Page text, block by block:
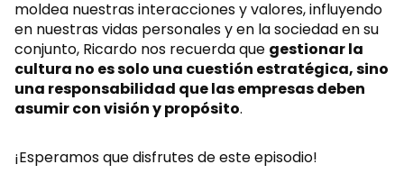
moldea nuestras interacciones y valores, influyendo
en nuestras vidas personales y en la sociedad en su
conjunto, Ricardo nos recuerda que gestionar la
cultura no es solo una cuestión estratégica, sino
una responsabilidad que las empresas deben
asumir con visión y propósito.
¡Esperamos que disfrutes de este episodio!